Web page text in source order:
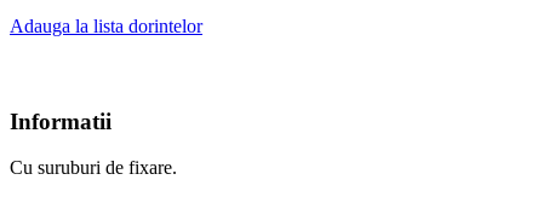
Adauga la lista dorintelor
Informatii
Cu suruburi de fixare.